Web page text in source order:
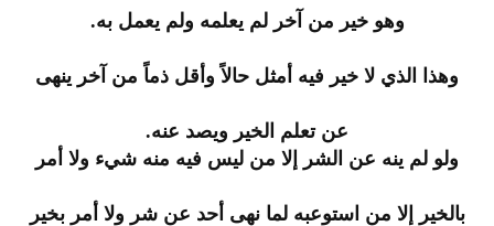
وهو خير من آخر لم يعلمه ولم يعمل به.
وهذا الذي لا خير فيه أمثل حالاً وأقل ذماً من آخر ينهى
عن تعلم الخير ويصد عنه.
ولو لم ينه عن الشر إلا من ليس فيه منه شيء ولا أمر
بالخير إلا من استوعبه لما نهى أحد عن شر ولا أمر بخير